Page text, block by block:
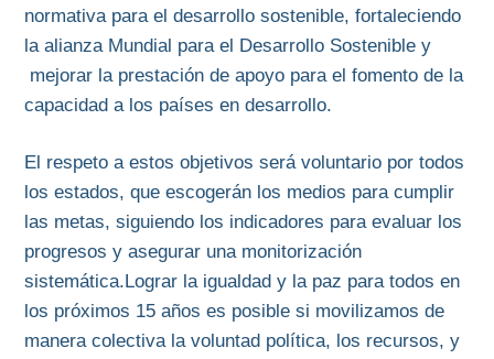
normativa para el desarrollo sostenible, fortaleciendo
la alianza Mundial para el Desarrollo Sostenible y
mejorar la prestación de apoyo para el fomento de la
capacidad a los países en desarrollo.
El respeto a estos objetivos será voluntario por todos
los estados, que escogerán los medios para cumplir
las metas, siguiendo los indicadores para evaluar los
progresos y asegurar una monitorización
sistemática.Lograr la igualdad y la paz para todos en
los próximos 15 años es posible si movilizamos de
manera colectiva la voluntad política, los recursos, y